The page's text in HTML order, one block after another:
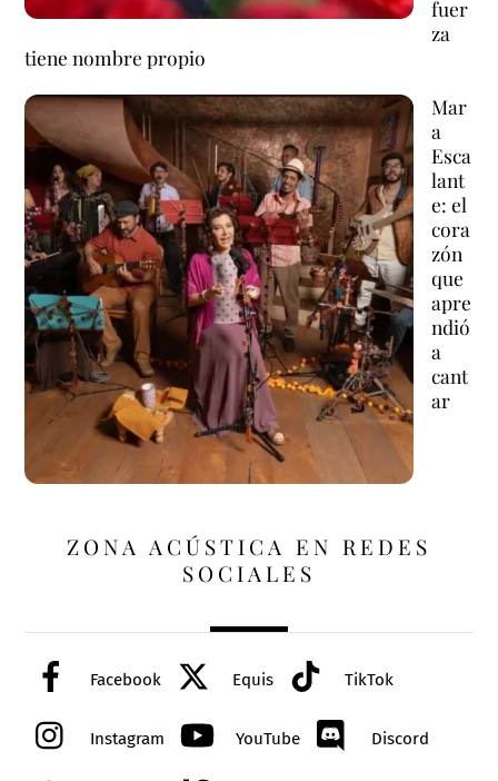
fuer
za
tiene nombre propio
Mar
a
Esca
lant
e: el
cora
zón
que
apre
ndió
a
cant
ar
ZONA ACÚSTICA EN REDES
SOCIALES
Facebook Equis TikTok
Instagram YouTube Discord